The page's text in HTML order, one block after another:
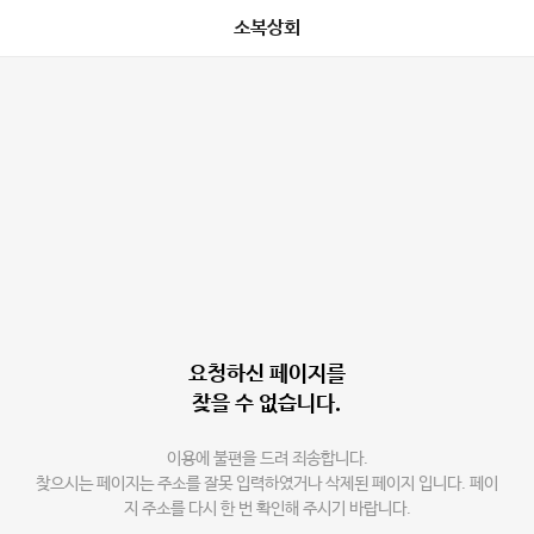
소복상회
요청하신 페이지를
찾을 수 없습니다.
이용에 불편을 드려 죄송합니다.
찾으시는 페이지는 주소를 잘못 입력하였거나 삭제된 페이지 입니다. 페이
지 주소를 다시 한 번 확인해 주시기 바랍니다.